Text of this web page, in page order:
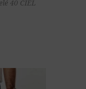
40 CIEL